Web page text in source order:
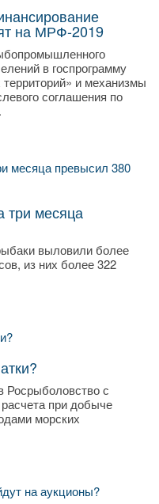
на МРФ-2019
в госпрограмму
и механизмы
соглашения по
три месяца
выловили более
из них более 322
Росрыболовство с
при добыче
морских